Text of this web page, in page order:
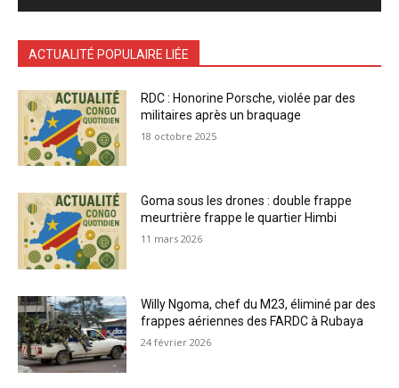
ACTUALITÉ POPULAIRE LIÉE
RDC : Honorine Porsche, violée par des
militaires après un braquage
18 octobre 2025
Goma sous les drones : double frappe
meurtrière frappe le quartier Himbi
11 mars 2026
Willy Ngoma, chef du M23, éliminé par des
frappes aériennes des FARDC à Rubaya
24 février 2026